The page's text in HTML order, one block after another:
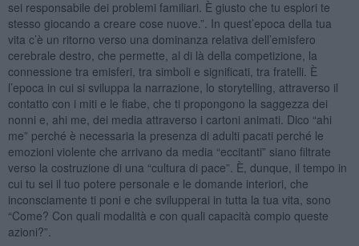
sei responsabile dei problemi familiari. È giusto che tu esplori te
stesso giocando a creare cose nuove.”. In quest’epoca della tua
vita c’è un ritorno verso una dominanza relativa dell’emisfero
cerebrale destro, che permette, al di là della competizione, la
connessione tra emisferi, tra simboli e significati, tra fratelli. È
l’epoca in cui si sviluppa la narrazione, lo storytelling, attraverso il
contatto con i miti e le fiabe, che ti propongono la saggezza dei
nonni e, ahi me, dei media attraverso i cartoni animati. Dico “ahi
me” perché è necessaria la presenza di adulti pacati perché le
emozioni violente che arrivano da media “eccitanti” siano filtrate
verso la costruzione di una “cultura di pace”. È, dunque, il tempo in
cui tu sei il tuo potere personale e le domande interiori, che
inconsciamente ti poni e che svilupperai in tutta la tua vita, sono
“Come? Con quali modalità e con quali capacità compio queste
azioni?”.